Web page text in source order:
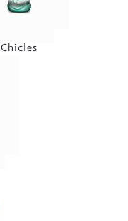
Chicles